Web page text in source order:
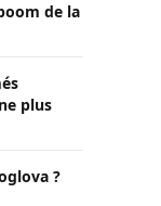
de la
plus
?